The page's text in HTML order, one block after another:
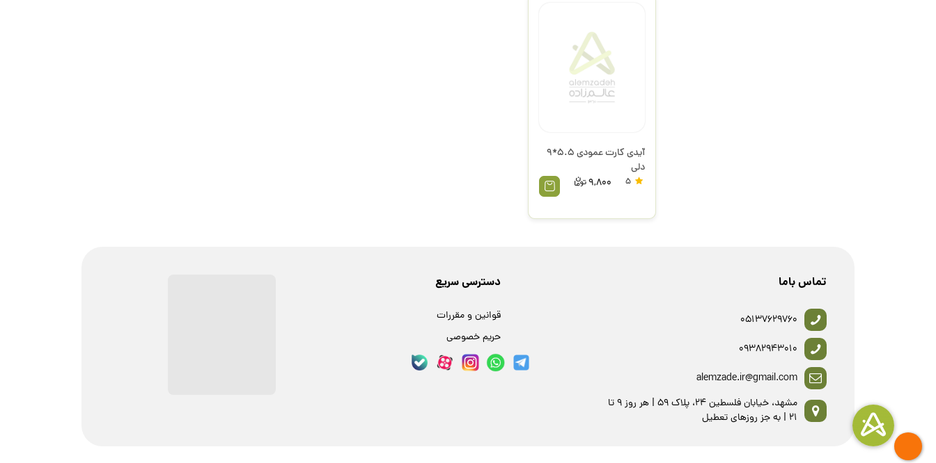
آیدی کارت عمودی 5.5*9
دلی
9,800
تماس باما
05137629760
09382943010
alemzade.ir@gmail.com
مشهد، خیابان فلسطین 24، پلاک 59 | هر روز 9 تا
21 | به جز روزهای تعطیل
دسترسی سریع
قوانین و مقررات
حریم خصوصی